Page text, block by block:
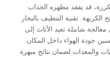
قد يفقد مظهره الجذاب
تقنية التنظيف بالبخار
شاملة تعيد الأثاث إلى
جودة الهواء داخل المكان.
والمعدات لضمان نتائج مبهرة